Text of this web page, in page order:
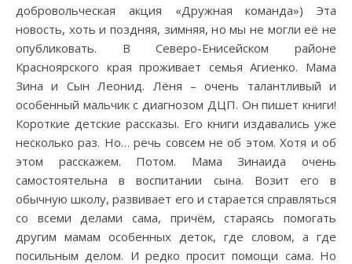
добровольческая акция «Дружная команда») Эта
новость, хоть и поздняя, зимняя, но мы не могли её не
опубликовать. В Северо-Енисейском районе
Красноярского края проживает семья Агиенко. Мама
Зина и Сын Леонид. Лёня – очень талантливый и
особенный мальчик с диагнозом ДЦП. Он пишет книги!
Короткие детские рассказы. Его книги издавались уже
несколько раз. Но… речь совсем не об этом. Хотя и об
этом расскажем. Потом. Мама Зинаида очень
самостоятельна в воспитании сына. Возит его в
обычную школу, развивает его и старается справляться
со всеми делами сама, причём, стараясь помогать
другим мамам особенных деток, где словом, а где
посильным делом. И редко просит помощи сама. Но